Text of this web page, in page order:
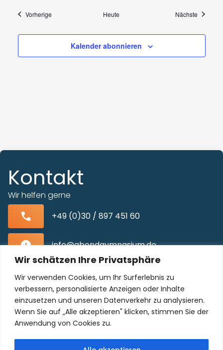
Wir schätzen Ihre Privatsphäre
Wir verwenden Cookies, um Ihr Surferlebnis zu
verbessern, personalisierte Anzeigen oder Inhalte
einzusetzen und unseren Datenverkehr zu analysieren.
Wenn Sie auf „Alle akzeptieren" klicken, stimmen Sie der
Anwendung von Cookies zu.
VorherigeVeranstaltungen Heute Nächste
Kalender abonnieren
Kontakt
Wir helfen gerne
+49 (0)30 / 897 451 60
info@abendgymnasium.de
Blissestraße 22, 10713 Berlin-Wilmersdorf
Unser Kollegium freut sich auf Sie!